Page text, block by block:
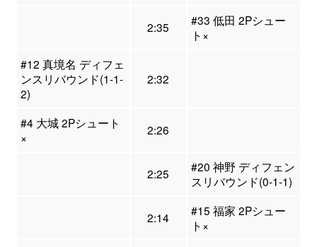
2:35
#33 低田 2Pシュー
ト×
#12 真境名 ディフェ
ンスリバウンド(1-1-
2)
2:32
#4 大城 2Pシュート
×
2:26
2:25
#20 神野 ディフェン
スリバウンド(0-1-1)
2:14
#15 福家 2Pシュー
ト×